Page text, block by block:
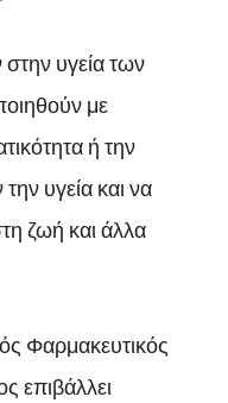
υγεία των
με
ή την
υγεία και να
ζωή και άλλα
Φαρμακευτικός
επιβάλλει